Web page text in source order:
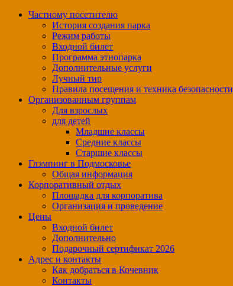
Частному посетителю
История создания парка
Режим работы
Входной билет
Программа этнопарка
Дополнительные услуги
Лучный тир
Правила посещения и техника безопасности
Организованным группам
Для взрослых
для детей
Младшие классы
Средние классы
Старшие классы
Глэмпинг в Подмосковье
Общая информация
Корпоративный отдых
Площадка для корпоратива
Организация и проведение
Цены
Входной билет
Дополнительно
Подарочный сертификат 2026
Адрес и контакты
Как добраться в Кочевник
Контакты